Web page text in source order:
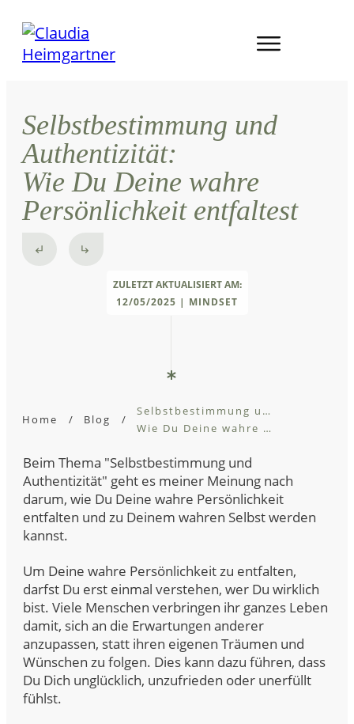
Selbstbestimmung und
Authentizität:
Wie Du Deine wahre
Persönlichkeit entfaltest
ZULETZT AKTUALISIERT AM:
12/05/2025 | MINDSET
Home / Blog /
Selbstbestimmung und Authentizität:
Wie Du Deine wahre Persönlichkeit entfaltest
Beim Thema "Selbstbestimmung und
Authentizität" geht es meiner Meinung nach
darum, wie Du Deine wahre Persönlichkeit
entfalten und zu Deinem wahren Selbst werden
kannst.
Um Deine wahre Persönlichkeit zu entfalten,
darfst Du erst einmal verstehen, wer Du wirklich
bist. Viele Menschen verbringen ihr ganzes Leben
damit, sich an die Erwartungen anderer
anzupassen, statt ihren eigenen Träumen und
Wünschen zu folgen. Dies kann dazu führen, dass
Du Dich unglücklich, unzufrieden oder unerfüllt
fühlst.